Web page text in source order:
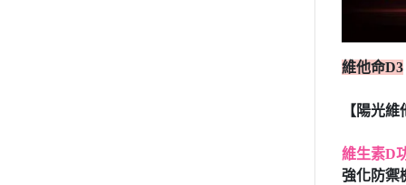
維他命D3
【陽光
維生素D
強化防禦